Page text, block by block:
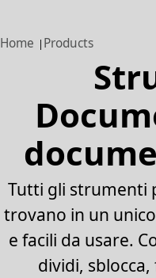
Home Products
Tutti gli strumenti
trovano in un
e facili da usare.
dividi,